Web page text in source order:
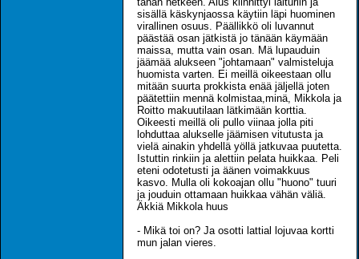
sisällä käskynjaossa käytiin läpi huominen
virallinen osuus. Päällikkö oli luvannut
päästää osan jätkistä jo tänään käymään
maissa, mutta vain osan. Mä lupauduin
jäämää alukseen "johtamaan" valmisteluja
huomista varten. Ei meillä oikeestaan ollu
mitään suurta prokkista enää jäljellä joten
päätettiin mennä kolmistaa,minä, Mikkola ja
Roitto makuutilaan lätkimään korttia.
Oikeesti meillä oli pullo viinaa jolla piti
lohduttaa alukselle jäämisen vitutusta ja
vielä ainakin yhdellä yöllä jatkuvaa puutetta.
Istuttin rinkiin ja alettiin pelata huikkaa. Peli
eteni odotetusti ja äänen voimakkuus
kasvo. Mulla oli kokoajan ollu "huono" tuuri
ja jouduin ottamaan huikkaa vähän väliä.
Äkkiä Mikkola huus
- Mikä toi on? Ja osotti lattial lojuvaa kortti
mun jalan vieres.